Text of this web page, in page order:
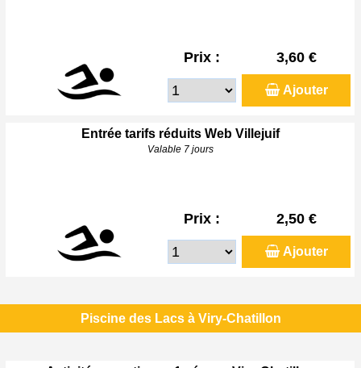
Prix : 3,60 €
Ajouter
Entrée tarifs réduits Web Villejuif
Valable 7 jours
Prix : 2,50 €
Ajouter
Piscine des Lacs à Viry-Chatillon